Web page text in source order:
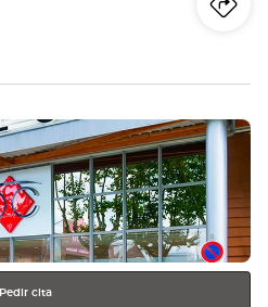
a
LE-
Pedir cita